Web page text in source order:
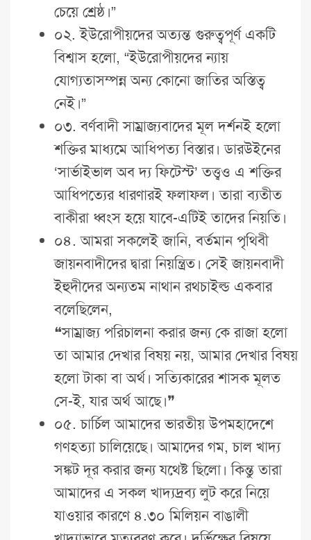
চেয়ে শ্রেষ্ঠ।”
০২. ইউরোপীয়দের অত্যন্ত গুরুত্বপূর্ণ একটি
বিশ্বাস হলো, “ইউরোপীয়দের ন্যায়
যোগ্যতাসম্পন্ন অন্য কোনো জাতির অস্তিত্ব
নেই।”
০৩. বর্ণবাদী সাম্রাজ্যবাদের মূল দর্শনই হলো
শক্তির মাধ্যমে আধিপত্য বিস্তার। ডারউইনের
‘সার্ভাইভাল অব দ্য ফিটেস্ট’ তত্ত্বও এ শক্তির
আধিপত্যের ধারণারই ফলাফল। তারা ব্যতীত
বাকীরা ধ্বংস হয়ে যাবে-এটিই তাদের নিয়তি।
০৪. আমরা সকলেই জানি, বর্তমান পৃথিবী
জায়নবাদীদের দ্বারা নিয়ন্ত্রিত। সেই জায়নবাদী
ইহুদীদের অন্যতম নাথান রথচাইল্ড একবার
বলেছিলেন,
❝সাম্রাজ্য পরিচালনা করার জন্য কে রাজা হলো
তা আমার দেখার বিষয় নয়, আমার দেখার বিষয়
হলো টাকা বা অর্থ। সত্যিকারের শাসক মূলত
সে-ই, যার অর্থ আছে।❞
০৫. চার্চিল আমাদের ভারতীয় উপমহাদেশে
গণহত্যা চালিয়েছে। আমাদের গম, চাল খাদ্য
সঙ্কট দূর করার জন্য যথেষ্ট ছিলো। কিন্তু তারা
আমাদের এ সকল খাদ্যদ্রব্য লুট করে নিয়ে
যাওয়ার কারণে ৪.৩০ মিলিয়ন বাঙালী